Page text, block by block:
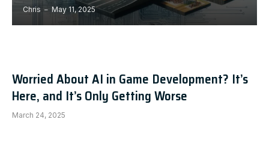
Chris May 11, 2025
Worried About AI in Game Development? It’s
Here, and It’s Only Getting Worse
March 24, 2025